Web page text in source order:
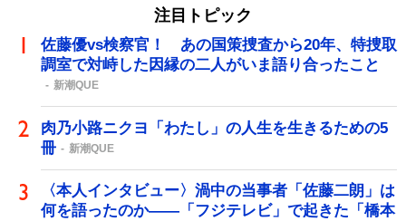
注目トピック
佐藤優vs検察官！ あの国策捜査から20年、特捜取
調室で対峙した因縁の二人がいま語り合ったこと
新潮QUE
肉乃小路ニクヨ「わたし」の人生を生きるための5
冊
新潮QUE
〈本人インタビュー〉渦中の当事者「佐藤二朗」は
何を語ったのか――「フジテレビ」で起きた「橋本